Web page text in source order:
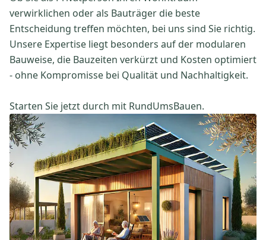
verwirklichen oder als Bauträger die beste
Entscheidung treffen möchten, bei uns sind Sie richtig.
Unsere Expertise liegt besonders auf der modularen
Bauweise, die Bauzeiten verkürzt und Kosten optimiert
- ohne Kompromisse bei Qualität und Nachhaltigkeit.
Starten Sie jetzt durch mit RundUmsBauen.